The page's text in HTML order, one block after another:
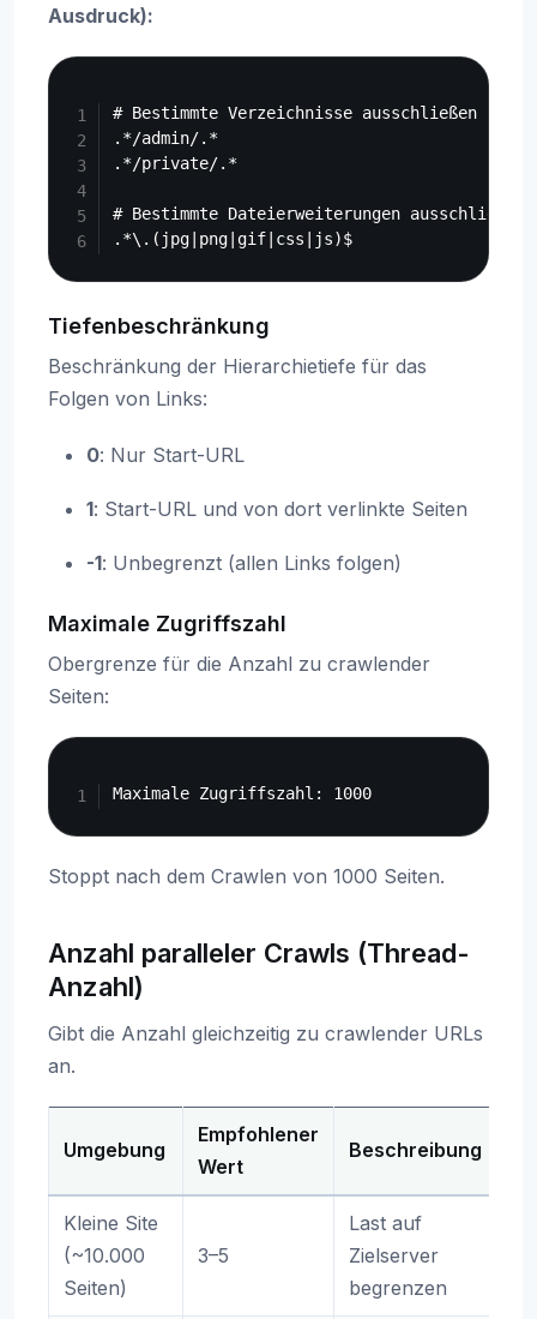
Ausdruck):
# Bestimmte Verzeichnisse ausschließen
.*/admin/.*
.*/private/.*
# Bestimmte Dateierweiterungen ausschließen
Tiefenbeschränkung
Beschränkung der Hierarchietiefe für das
Folgen von Links:
0: Nur Start-URL
1: Start-URL und von dort verlinkte Seiten
-1: Unbegrenzt (allen Links folgen)
Maximale Zugriffszahl
Obergrenze für die Anzahl zu crawlender
Seiten:
Stoppt nach dem Crawlen von 1000 Seiten.
Anzahl paralleler Crawls (Thread-
Anzahl)
Gibt die Anzahl gleichzeitig zu crawlender URLs
an.
Umgebung
Empfohlener
Wert
Beschreibung
Kleine Site
(~10.000
Seiten)
3–5
Last auf
Zielserver
begrenzen